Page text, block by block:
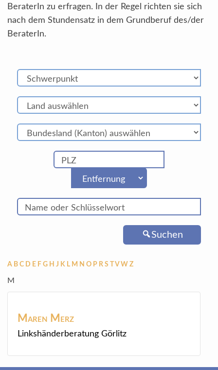
BeraterIn zu erfragen. In der Regel richten sie sich
nach dem Stundensatz in dem Grundberuf des/der
BeraterIn.
Suchen
A B C D E F G H J K L M N O P R S V W Z
M
Maren Merz
Linkshänderberatung Görlitz